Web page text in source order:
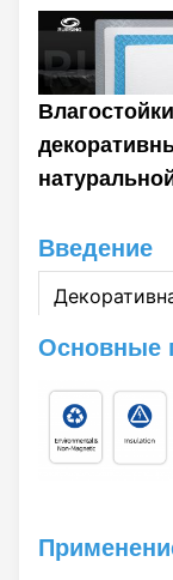
Введение
из FRP —
основного
Основные